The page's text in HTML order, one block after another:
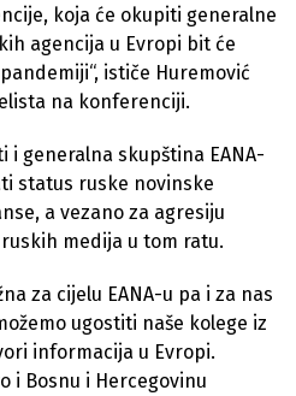
koja će okupiti generalne
agencija u Evropi bit će
ističe Huremović
na konferenciji.
i generalna skupština EANA-
status ruske novinske
a vezano za agresiju
medija u tom ratu.
za cijelu EANA-u pa i za nas
ugostiti naše kolege iz
informacija u Evropi.
i Bosnu i Hercegovinu